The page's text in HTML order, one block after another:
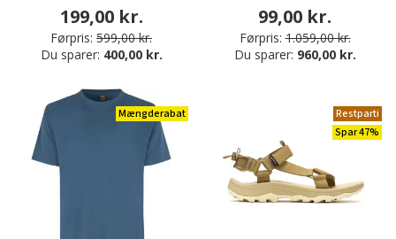
199,00 kr.
Førpris: 599,00 kr.
Du sparer: 400,00 kr.
99,00 kr.
Førpris: 1.059,00 kr.
Du sparer: 960,00 kr.
Mængderabat
Restparti
Spar 47%